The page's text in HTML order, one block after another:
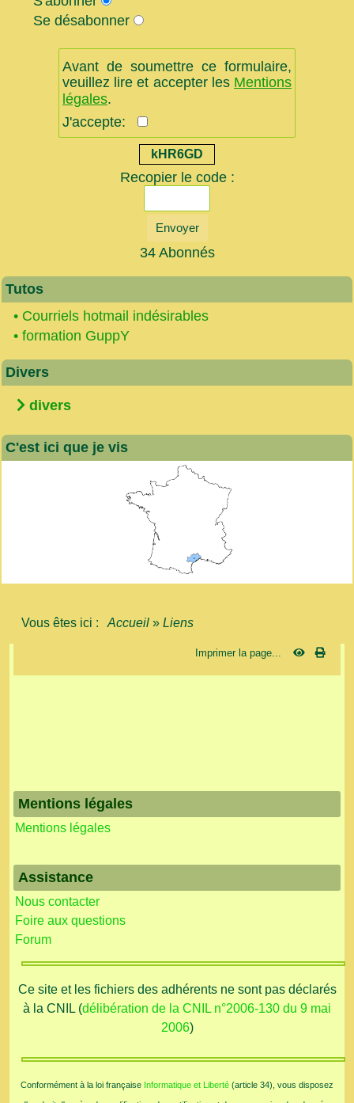
Se désabonner
Avant de soumettre ce formulaire,
veuillez lire et accepter les Mentions
légales.
J'accepte:
kHR6GD
Recopier le code :
Envoyer
34 Abonnés
Tutos
• Courriels hotmail indésirables
• formation GuppY
Divers
divers
C'est ici que je vis
Vous êtes ici : Accueil » Liens
Imprimer la page...
Mentions légales
Mentions légales
Assistance
Nous contacter
Foire aux questions
Forum
Ce site et les fichiers des adhérents ne sont pas déclarés
à la CNIL (délibération de la CNIL n°2006-130 du 9 mai
2006)
Conformément à la loi française Informatique et Liberté (article 34), vous disposez